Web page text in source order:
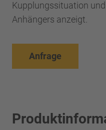
Kupplungssituation und
Anhängers anzeigt.
Anfrage